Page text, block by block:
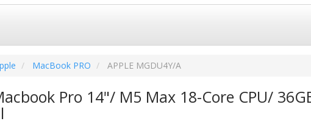
MacBook PRO APPLE MGDU4Y/A
Pro 14"/ M5 Max 18-Core CPU/